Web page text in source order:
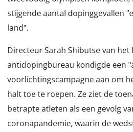
stijgende aantal dopinggevallen
land".
Directeur Sarah Shibutse van het
antidopingbureau kondigde een
voorlichtingscampagne aan om
halt toe te roepen. Ze ziet de
betrapte atleten als een gevolg
coronapandemie, waarin de